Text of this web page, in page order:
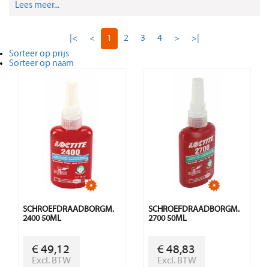
Lees meer...
|< < 1 2 3 4 >
>|
Sorteer op prijs
Sorteer op naam
SCHROEFDRAADBORGM.
2400 50ML
€ 49,12
Excl. BTW
SCHROEFDRAADBORGM.
2700 50ML
€ 48,83
Excl. BTW